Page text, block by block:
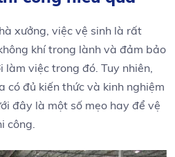
xưởng, việc vệ sinh là rất
khí trong lành và đảm bảo
làm việc trong đó. Tuy nhiên,
có đủ kiến thức và kinh nghiệm
đây là một số mẹo hay để vệ
công.